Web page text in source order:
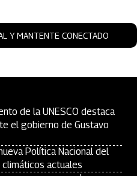
Y MANTENTE CONECTADO
de la UNESCO destaca
el gobierno de Gustavo
Política Nacional del
actuales